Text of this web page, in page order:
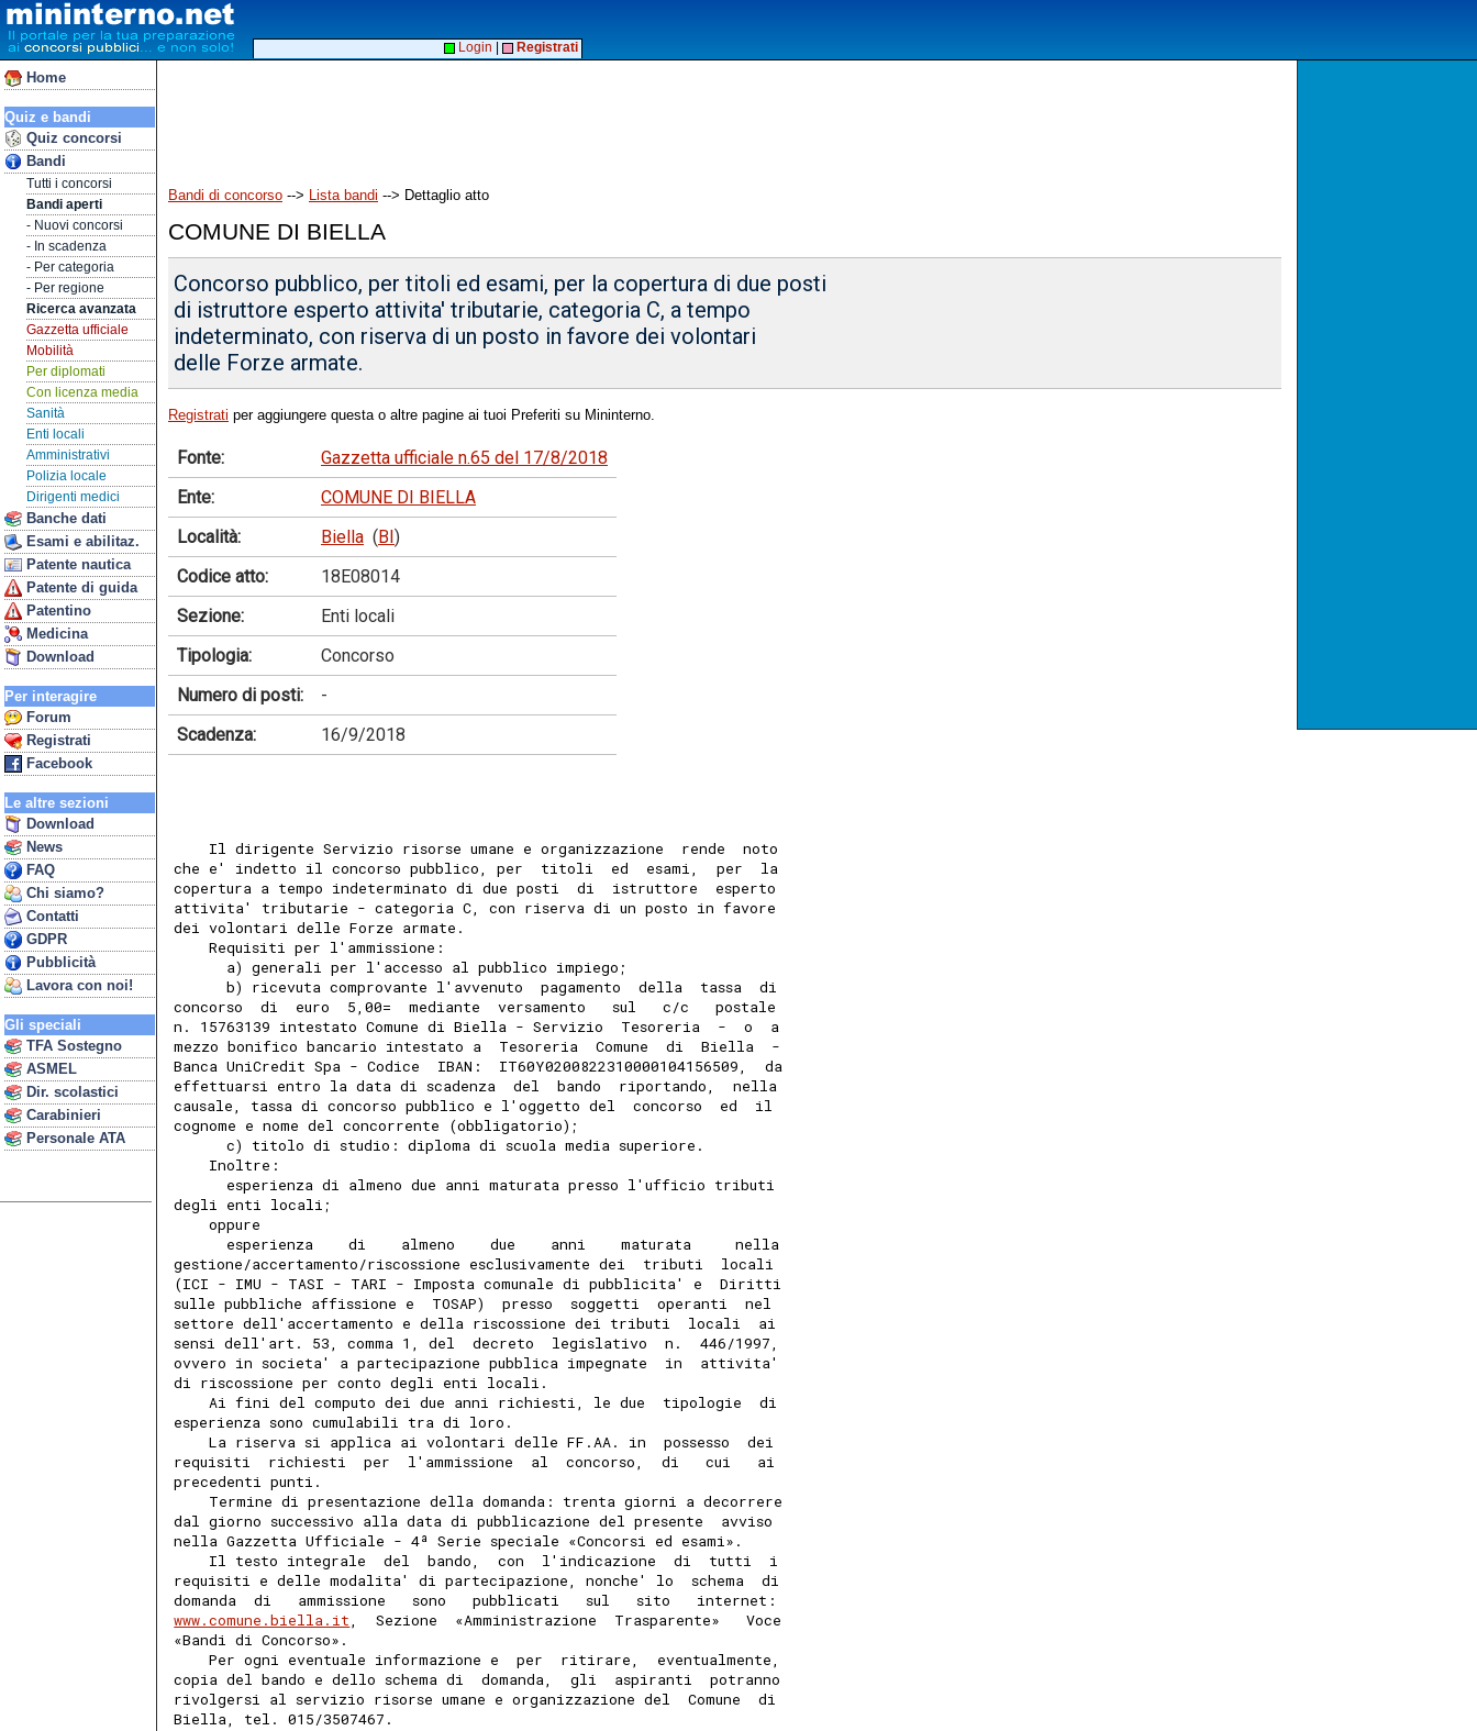
Home
Quiz e bandi
Quiz concorsi
Bandi
Tutti i concorsi
Bandi aperti
- Nuovi concorsi
- In scadenza
- Per categoria
- Per regione
Ricerca avanzata
Gazzetta ufficiale
Mobilità
Per diplomati
Con licenza media
Sanità
Enti locali
Amministrativi
Polizia locale
Dirigenti medici
Banche dati
Esami e abilitaz.
Patente nautica
Patente di guida
Patentino
Medicina
Download
Per interagire
Forum
Registrati
Facebook
Le altre sezioni
Download
News
FAQ
Chi siamo?
Contatti
GDPR
Pubblicità
Lavora con noi!
Gli speciali
TFA Sostegno
ASMEL
Dir. scolastici
Carabinieri
Personale ATA
Login Registrati
Bandi di concorso --> Lista bandi --> Dettaglio atto
COMUNE DI BIELLA
Concorso pubblico, per titoli ed esami, per la copertura di due posti
di istruttore esperto attivita' tributarie, categoria C, a tempo
indeterminato, con riserva di un posto in favore dei volontari
delle Forze armate.
Registrati per aggiungere questa o altre pagine ai tuoi Preferiti su Mininterno.
Fonte:
Gazzetta ufficiale n.65 del 17/8/2018
Ente:
COMUNE DI BIELLA
Località:
Biella (BI)
Codice atto:
18E08014
Sezione:
Enti locali
Tipologia:
Concorso
Numero di posti:
-
Scadenza:
16/9/2018
    Il dirigente Servizio risorse umane e organizzazione  rende  noto
che e' indetto il concorso pubblico, per  titoli  ed  esami,  per  la
copertura a tempo indeterminato di due posti  di  istruttore  esperto
attivita' tributarie - categoria C, con riserva di un posto in favore
dei volontari delle Forze armate.
    Requisiti per l'ammissione:
      a) generali per l'accesso al pubblico impiego;
      b) ricevuta comprovante l'avvenuto  pagamento  della  tassa  di
concorso  di  euro  5,00=  mediante  versamento   sul   c/c   postale
n. 15763139 intestato Comune di Biella - Servizio  Tesoreria  -  o  a
mezzo bonifico bancario intestato a  Tesoreria  Comune  di  Biella  -
Banca UniCredit Spa - Codice  IBAN:  IT60Y0200822310000104156509,  da
effettuarsi entro la data di scadenza  del  bando  riportando,  nella
causale, tassa di concorso pubblico e l'oggetto del  concorso  ed  il
cognome e nome del concorrente (obbligatorio);
      c) titolo di studio: diploma di scuola media superiore.
    Inoltre:
      esperienza di almeno due anni maturata presso l'ufficio tributi
degli enti locali;
    oppure
      esperienza    di    almeno    due    anni    maturata     nella
gestione/accertamento/riscossione esclusivamente dei  tributi  locali
(ICI - IMU - TASI - TARI - Imposta comunale di pubblicita' e  Diritti
sulle pubbliche affissione e  TOSAP)  presso  soggetti  operanti  nel
settore dell'accertamento e della riscossione dei tributi  locali  ai
sensi dell'art. 53, comma 1, del  decreto  legislativo  n.  446/1997,
ovvero in societa' a partecipazione pubblica impegnate  in  attivita'
di riscossione per conto degli enti locali.
    Ai fini del computo dei due anni richiesti, le due  tipologie  di
esperienza sono cumulabili tra di loro.
    La riserva si applica ai volontari delle FF.AA. in  possesso  dei
requisiti  richiesti  per  l'ammissione  al  concorso,  di   cui   ai
precedenti punti.
    Termine di presentazione della domanda: trenta giorni a decorrere
dal giorno successivo alla data di pubblicazione del presente  avviso
nella Gazzetta Ufficiale - 4ª Serie speciale «Concorsi ed esami».
    Il testo integrale  del  bando,  con  l'indicazione  di  tutti  i
requisiti e delle modalita' di partecipazione, nonche' lo  schema  di
domanda  di   ammissione   sono   pubblicati   sul   sito   internet:
www.comune.biella.it,  Sezione  «Amministrazione  Trasparente»   Voce
«Bandi di Concorso».
    Per ogni eventuale informazione e  per  ritirare,  eventualmente,
copia del bando e dello schema di  domanda,  gli  aspiranti  potranno
rivolgersi al servizio risorse umane e organizzazione del  Comune  di
Biella, tel. 015/3507467.